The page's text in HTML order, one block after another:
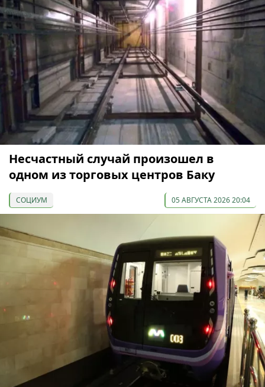
Несчастный случай произошел в
одном из торговых центров Баку
СОЦИУМ 05 АВГУСТА 2026 20:04